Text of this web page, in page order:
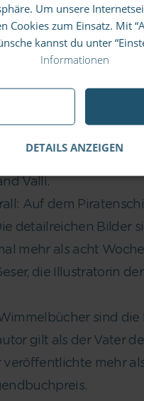
im Jahr
in mehr als 22
Wally, in
Valli.
Auf dem
detailreichen Bilder
mehr als acht
die Illustratorin der
sind
gilt als der Vater
mehr
Um unsere
Cookies zum Einsatz. Mit
kannst du unter
Informationen
DETAILS ANZEIGEN
keinen Deal mehr.